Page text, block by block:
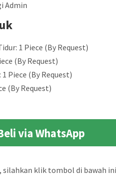
Admin
1 Piece (By Request)
(By Request)
Piece (By Request)
(By Request)
via WhatsApp
silahkan klik tombol di bawah